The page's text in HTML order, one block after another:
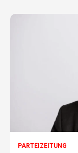
PARTEIZEITUNG